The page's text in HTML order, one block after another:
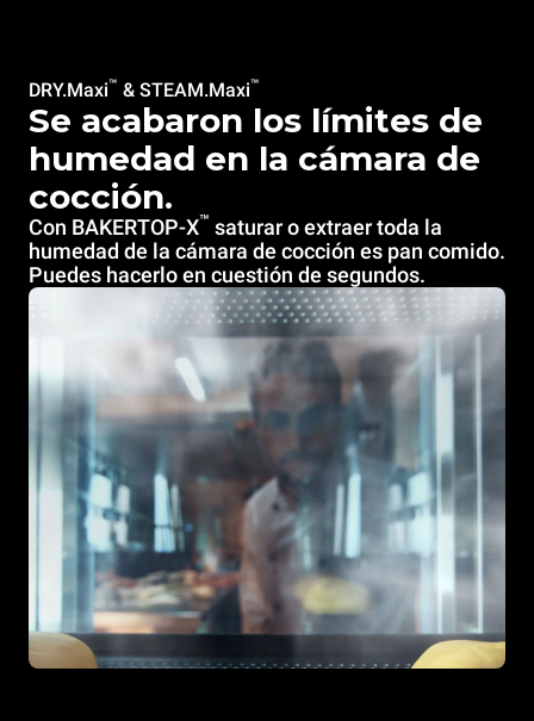
DRY.Maxi™ & STEAM.Maxi™
Se acabaron los límites de
humedad en la cámara de
cocción.
Con BAKERTOP-X™ saturar o extraer toda la
humedad de la cámara de cocción es pan comido.
Puedes hacerlo en cuestión de segundos.